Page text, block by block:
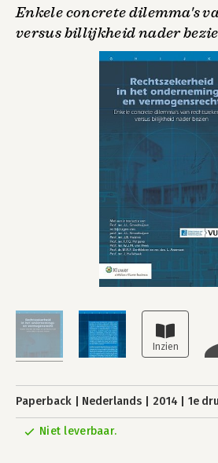
Enkele concrete dilemma's
versus billijkheid nader
Paperback Nederlands 2014 1e
Niet leverbaar.